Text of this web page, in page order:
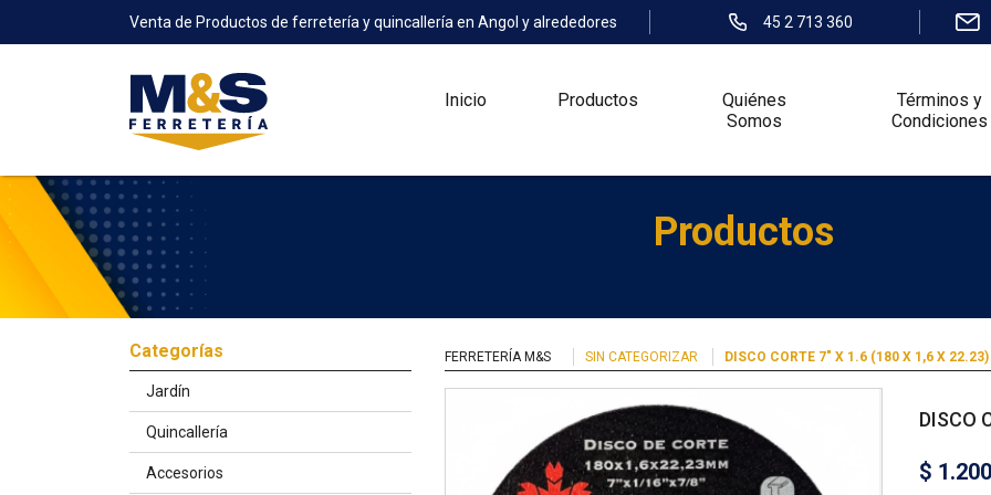
Venta de Productos de ferretería y quincallería en Angol y alrededores 45 2 713 360
Inicio Productos
Quiénes
Somos
Términos y
Condiciones
Productos
Categorías
Jardín
Quincallería
Accesorios
FERRETERÍA M&S SIN CATEGORIZAR DISCO CORTE 7″ X 1.6 (180 X 1,6 X
DISCO
$ 1.200